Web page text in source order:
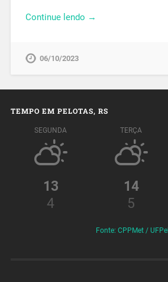
Continue lendo →
06/10/2023
TEMPO EM PELOTAS, RS
SEGUNDA
13
4
TERÇA
14
5
Fonte: CPPMet / UFPel